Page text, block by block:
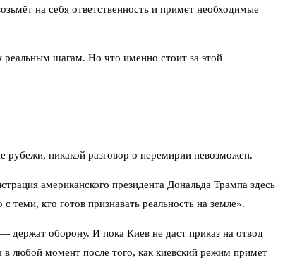
на себя ответственность и примет необходимые
реальным шагам. Но что именно стоит за этой
никакой разговор о перемирии невозможен.
американского президента Дональда Трампа здесь
кто готов признавать реальность на земле».
держат оборону. И пока Киев не даст приказ на отвод
любой момент после того, как киевский режим примет